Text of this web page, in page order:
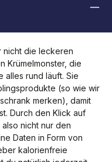
die leckeren
Krümelmonster, die
alles rund läuft. Sie
(so wie wir
merken), damit
Durch den Klick auf
nicht nur den
Daten in Form von
kalorienfreie